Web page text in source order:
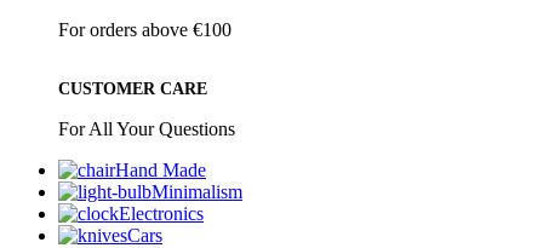
For orders above €100
CUSTOMER CARE
For All Your Questions
Hand Made
Minimalism
Electronics
Cars